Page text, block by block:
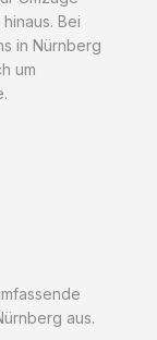
Bei
in Nürnberg
um
aus.